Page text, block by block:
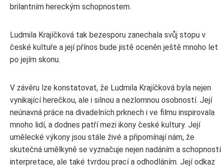
brilantním hereckým schopnostem.
Ludmila Krajíčková tak bezesporu zanechala svůj stopu v
české kultuře a její přínos bude jistě oceněn ještě mnoho let
po jejím skonu.
V závěru lze konstatovat, že Ludmila Krajíčková byla nejen
vynikající herečkou, ale i silnou a nezlomnou osobností. Její
neúnavná práce na divadelních prknech i ve filmu inspirovala
mnoho lidí, a dodnes patří mezi ikony české kultury. Její
umělecké výkony jsou stále živé a připomínají nám, že
skutečná umělkyně se vyznačuje nejen nadáním a schopností
interpretace, ale také tvrdou prací a odhodláním. Její odkaz